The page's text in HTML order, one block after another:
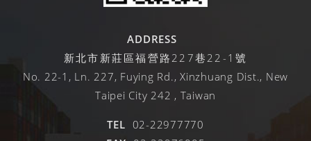
ADDRESS
新北市新莊區福營路227巷22-1號
No. 22-1, Ln. 227, Fuying Rd., Xinzhuang Dist., New
Taipei City 242 , Taiwan
TEL 02-22977770